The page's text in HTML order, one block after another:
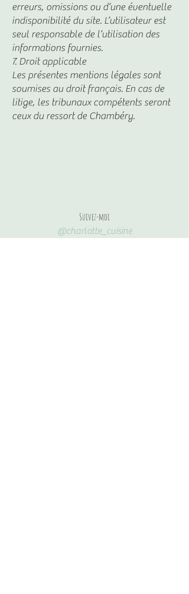
erreurs, omissions ou d’une éventuelle
indisponibilité du site. L’utilisateur est
seul responsable de l’utilisation des
informations fournies.
7. Droit applicable
Les présentes mentions légales sont
soumises au droit français. En cas de
litige, les tribunaux compétents seront
ceux du ressort de Chambéry.
Suivez-moi
@charlotte_cuisine